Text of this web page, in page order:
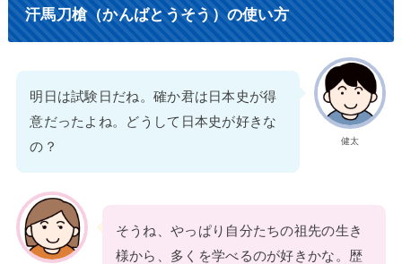
汗馬刀槍（かんばとうそう）の使い方
健太
明日は試験日だね。確か君は日本史が得
意だったよね。どうして日本史が好きな
の？
そうね、やっぱり自分たちの祖先の生き
様から、多くを学べるのが好きかな。歴